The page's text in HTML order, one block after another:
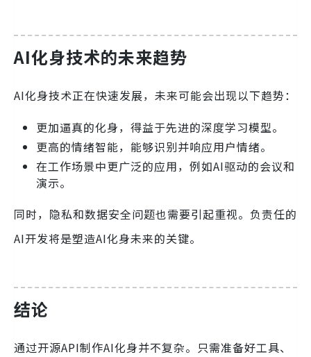
AI化身技术的未来趋势
AI化身技术正在快速发展，未来可能会出现以下趋势：
更加逼真的化身，得益于先进的深度学习模型。
更高的情绪智能，能够识别并响应用户情绪。
在工作场景中更广泛的应用，例如AI驱动的会议和
演示。
同时，隐私和数据安全问题也需要引起重视。负责任的
AI开发将是塑造AI化身未来的关键。
结论
通过开源API制作AI化身并不复杂。只需准备好工具、